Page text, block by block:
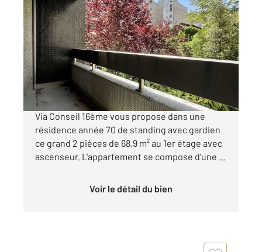
PARIS 75016
69 m2, 2 pièces
Ref : 10712
Appartement F2 à vendre
608 000 €
PARENT DE ROSAN - Votre agence Century 21
Via Conseil 16ème vous propose dans une
résidence année 70 de standing avec gardien
ce grand 2 pièces de 68,9 m² au 1er étage avec
ascenseur. L'appartement se compose d'une ...
Voir le détail du bien